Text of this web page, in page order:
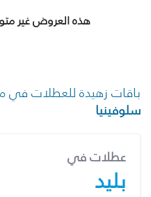
هذه العروض غير
باقات زهيدة للعطلات في
سلوفينيا
عطلات في
بليد